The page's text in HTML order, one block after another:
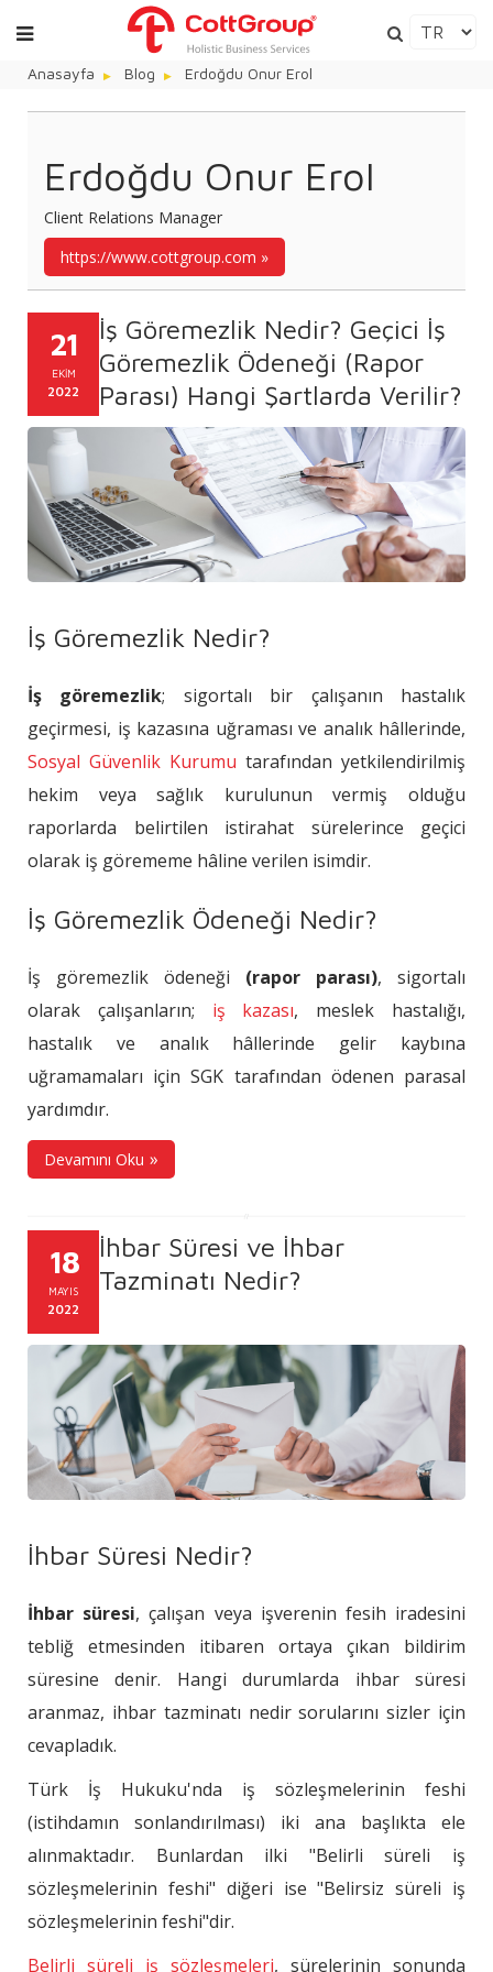
Anasayfa Blog Erdoğdu Onur Erol
Erdoğdu Onur Erol
Client Relations Manager
https://www.cottgroup.com
21
EKIM
2022
İş Göremezlik Nedir? Geçici İş
Göremezlik Ödeneği (Rapor
Parası) Hangi Şartlarda Verilir?
İş Göremezlik Nedir?
İş göremezlik; sigortalı bir çalışanın hastalık
geçirmesi, iş kazasına uğraması ve analık hâllerinde,
Sosyal Güvenlik Kurumu tarafından yetkilendirilmiş
hekim veya sağlık kurulunun vermiş olduğu
raporlarda belirtilen istirahat sürelerince geçici
olarak iş görememe hâline verilen isimdir.
İş Göremezlik Ödeneği Nedir?
İş göremezlik ödeneği (rapor parası), sigortalı
olarak çalışanların; iş kazası, meslek hastalığı,
hastalık ve analık hâllerinde gelir kaybına
uğramamaları için SGK tarafından ödenen parasal
yardımdır.
Devamını Oku
18
MAYIS
2022
İhbar Süresi ve İhbar
Tazminatı Nedir?
İhbar Süresi Nedir?
İhbar süresi, çalışan veya işverenin fesih iradesini
tebliğ etmesinden itibaren ortaya çıkan bildirim
süresine denir. Hangi durumlarda ihbar süresi
aranmaz, ihbar tazminatı nedir sorularını sizler için
cevapladık.
Türk İş Hukuku'nda iş sözleşmelerinin feshi
(istihdamın sonlandırılması) iki ana başlıkta ele
alınmaktadır. Bunlardan ilki "Belirli süreli iş
sözleşmelerinin feshi" diğeri ise "Belirsiz süreli iş
sözleşmelerinin feshi"dir.
Belirli süreli iş sözleşmeleri, sürelerinin sonunda